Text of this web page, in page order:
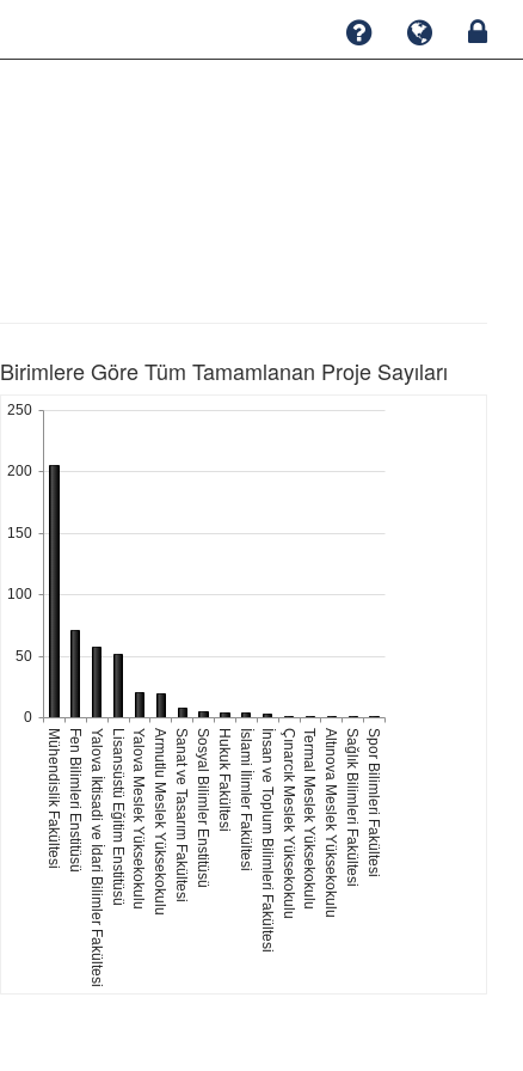
Birimlere Göre Tüm Tamamlanan Proje Sayıları
Mühendislik FakültesiFen Bilimleri EnstitüsüYalova İktisadi ve İdari Bilimler FakültesiLisansüstü Eğitim EnstitüsüYalova Meslek YüksekokuluArmutlu Meslek YüksekokuluSanat ve Tasarım FakültesiSosyal Bilimler EnstitüsüHukuk Fakültesiİslami İlimler Fakültesiİnsan ve Toplum Bilimleri FakültesiÇınarcık Meslek YüksekokuluTermal Meslek YüksekokuluAltınova Meslek YüksekokuluSağlık Bilimleri FakültesiSpor Bilimleri Fakültesi
0
50
100
150
200
250